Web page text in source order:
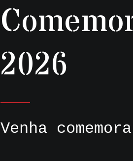
2026
Venha